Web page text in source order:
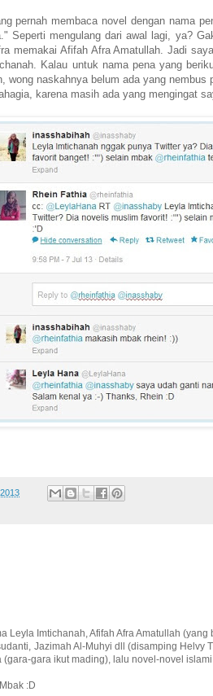
pernah membaca novel dengan nama
Seperti mengulang dari awal lagi, ya?
memakai Afifah Afra Amatullah. Jadi
Kalau untuk nama pena yang
wong naskahnya belum ada yang nembus
karena masih ada yang mengingat
Leyla Imtichanah, Afifah Afra Amatullah
Jazimah Al-Muhyi dll (disamping
gara ikut mading), lalu novel-novel islami
:D